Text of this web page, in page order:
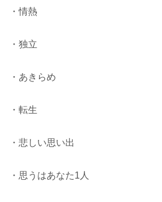
・情熱
・独立
・あきらめ
・転生
・悲しい思い出
・思うはあなた1人